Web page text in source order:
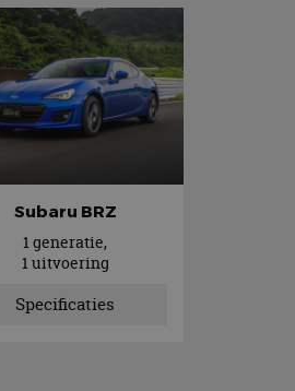
Subaru BRZ
1 generatie,
1 uitvoering
Specificaties